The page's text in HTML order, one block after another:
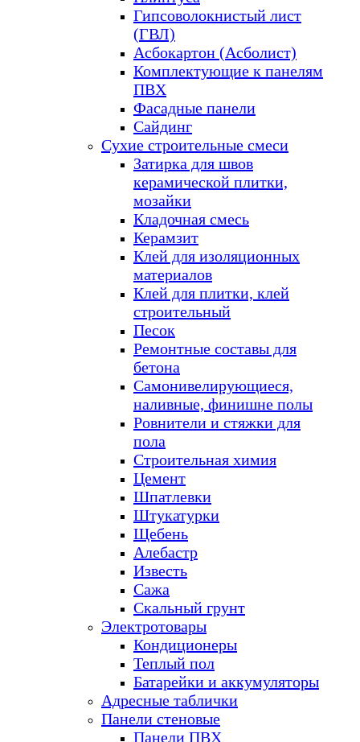
Гипсоволокнистый лист
(ГВЛ)
Асбокартон (Асболист)
Комплектующие к панелям
ПВХ
Фасадные панели
Сайдинг
Сухие строительные смеси
Затирка для швов
керамической плитки,
мозайки
Кладочная смесь
Керамзит
Клей для изоляционных
материалов
Клей для плитки, клей
строительный
Песок
Ремонтные составы для
бетона
Самонивелирующиеся,
наливные, финишне полы
Ровнители и стяжки для
пола
Строительная химия
Цемент
Шпатлевки
Штукатурки
Щебень
Алебастр
Известь
Сажа
Скальный грунт
Электротовары
Кондиционеры
Теплый пол
Батарейки и аккумуляторы
Адресные таблички
Панели стеновые
Панели ПВХ